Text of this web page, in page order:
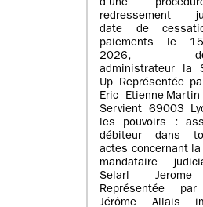
d’une
redressement
date de
paiements le
2026,
administrateur la
Up Représentée
Eric Etienne-
Servient 69003
les pouvoirs :
débiteur dans
actes concernant
mandataire
Selarl
Représentée
Jérôme Allais